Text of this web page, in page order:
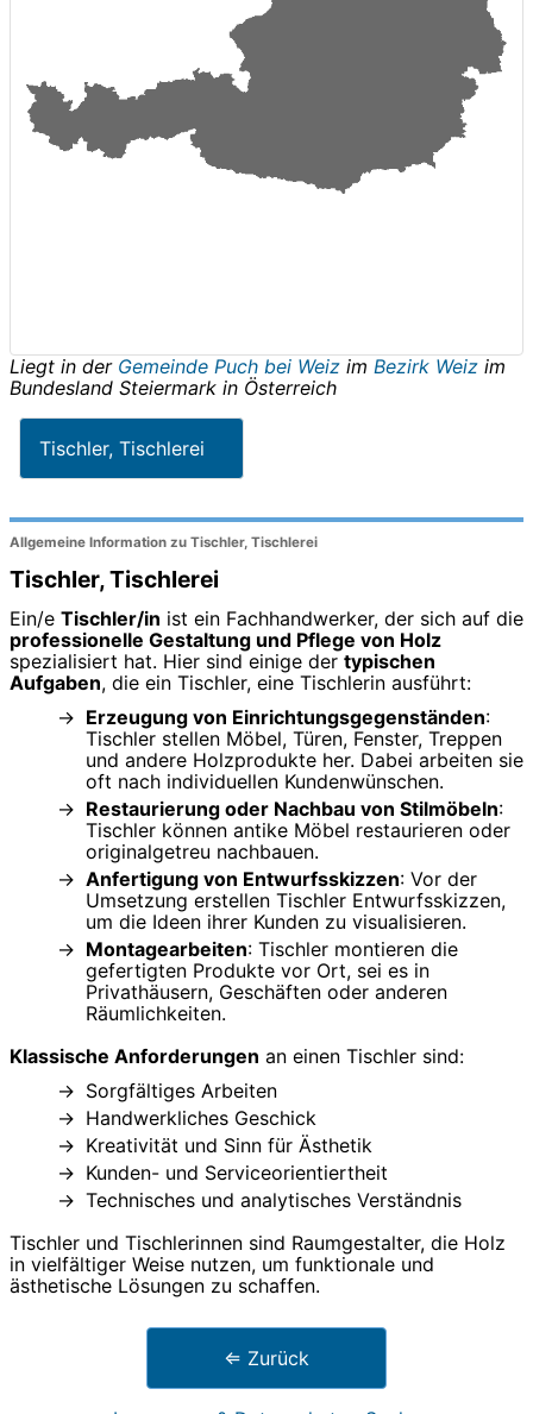
Liegt in der Gemeinde Puch bei Weiz im Bezirk Weiz im
Bundesland Steiermark in Österreich
Tischler, Tischlerei
Allgemeine Information zu Tischler, Tischlerei
Tischler, Tischlerei
Ein/e Tischler/in ist ein Fachhandwerker, der sich auf die
professionelle Gestaltung und Pflege von Holz
spezialisiert hat. Hier sind einige der typischen
Aufgaben, die ein Tischler, eine Tischlerin ausführt:
Erzeugung von Einrichtungsgegenständen:
Tischler stellen Möbel, Türen, Fenster, Treppen
und andere Holzprodukte her. Dabei arbeiten sie
oft nach individuellen Kundenwünschen.
Restaurierung oder Nachbau von Stilmöbeln:
Tischler können antike Möbel restaurieren oder
originalgetreu nachbauen.
Anfertigung von Entwurfsskizzen: Vor der
Umsetzung erstellen Tischler Entwurfsskizzen,
um die Ideen ihrer Kunden zu visualisieren.
Montagearbeiten: Tischler montieren die
gefertigten Produkte vor Ort, sei es in
Privathäusern, Geschäften oder anderen
Räumlichkeiten.
Klassische Anforderungen an einen Tischler sind:
Sorgfältiges Arbeiten
Handwerkliches Geschick
Kreativität und Sinn für Ästhetik
Kunden- und Serviceorientiertheit
Technisches und analytisches Verständnis
Tischler und Tischlerinnen sind Raumgestalter, die Holz
in vielfältiger Weise nutzen, um funktionale und
ästhetische Lösungen zu schaffen.
⇐ Zurück